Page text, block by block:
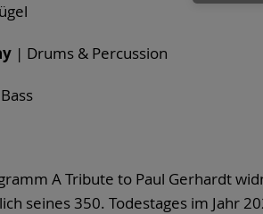
| Drums & Percussion
A Tribute to Paul Gerhardt
seines 350. Todestages im Jahr